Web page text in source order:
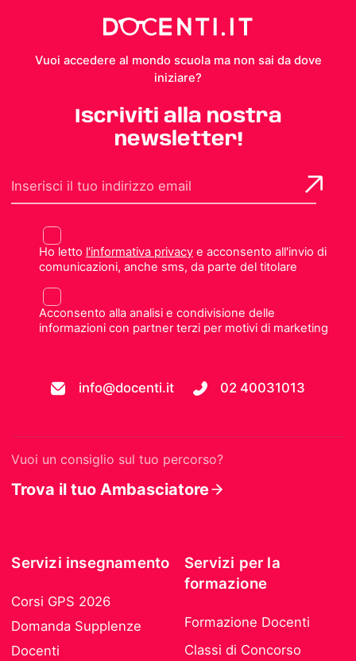
Vuoi accedere al mondo scuola ma non sai da dove
iniziare?
Iscriviti alla nostra
newsletter!
Ho letto l'informativa privacye acconsento all'invio di
comunicazioni, anche sms, da parte del titolare
Acconsento alla analisi e condivisione delle
informazioni con partner terzi per motivi di marketing
info@docenti.it 02 40031013
Vuoi un consiglio sul tuo percorso?
Trova il tuo Ambasciatore
Servizi insegnamento
Corsi GPS 2026
Domanda Supplenze
Docenti
Servizi per la
formazione
Formazione Docenti
Classi di Concorso